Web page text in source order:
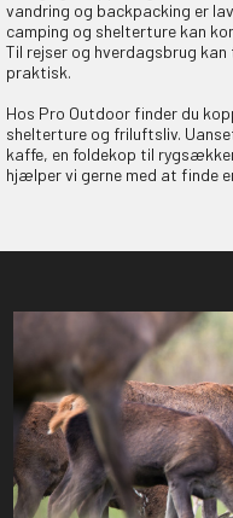
vandring og backpacking er
camping og shelterture kan
Til rejser og hverdagsbrug
praktisk.
Hos Pro Outdoor finder du
shelterture og friluftsliv.
kaffe, en foldekop til
hjælper vi gerne med at finde